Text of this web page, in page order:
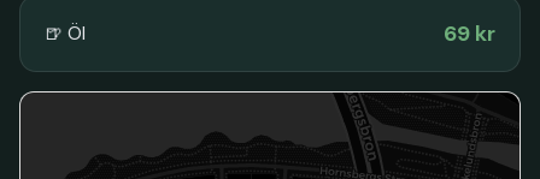
🍺 Öl 69 kr